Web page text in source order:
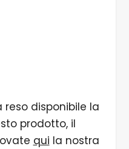
reso disponibile la
prodotto, il
qui la nostra